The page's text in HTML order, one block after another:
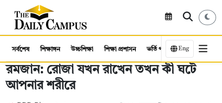
সর্বশেষ শিক্ষাঙ্গন উচ্চশিক্ষা শিক্ষা প্রশাসন ভর্তি পরীক্ষা কর্মসংস্থান
Eng
রমজান: রোজা যখন রাখেন তখন কী ঘটে
আপনার শরীরে